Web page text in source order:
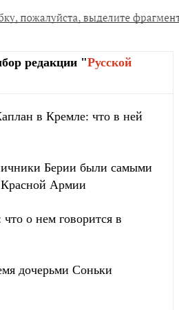
редакции "Русской
в Кремле: что в ней
Берии были самыми
Армии
о нем говорится в
дочерьми Соньки